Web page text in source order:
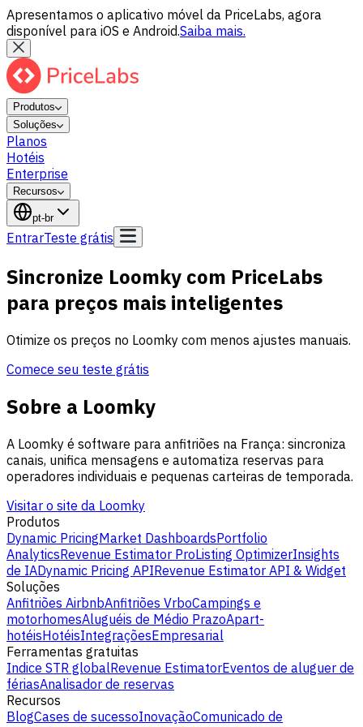
Apresentamos o aplicativo móvel da PriceLabs, agora
disponível para iOS e Android.Saiba mais.
Produtos
Soluções
Planos
Hotéis
Enterprise
Recursos
pt-br
EntrarTeste grátis
Sincronize Loomky com PriceLabs
para preços mais inteligentes
Otimize os preços no Loomky com menos ajustes manuais.
Comece seu teste grátis
Sobre a Loomky
A Loomky é software para anfitriões na França: sincroniza
canais, unifica mensagens e automatiza reservas para
operadores individuais e pequenas carteiras de temporada.
Visitar o site da Loomky
Produtos
Dynamic PricingMarket DashboardsPortfolio
AnalyticsRevenue Estimator ProListing OptimizerInsights
de IADynamic Pricing APIRevenue Estimator API & Widget
Soluções
Anfitriões AirbnbAnfitriões VrboCampings e
motorhomesAluguéis de Médio PrazoApart-
hotéisHotéisIntegraçõesEmpresarial
Ferramentas gratuitas
Indice STR globalRevenue EstimatorEventos de aluguer de
fériasAnalisador de reservas
Recursos
BlogCases de sucessoInovaçãoComunicado de